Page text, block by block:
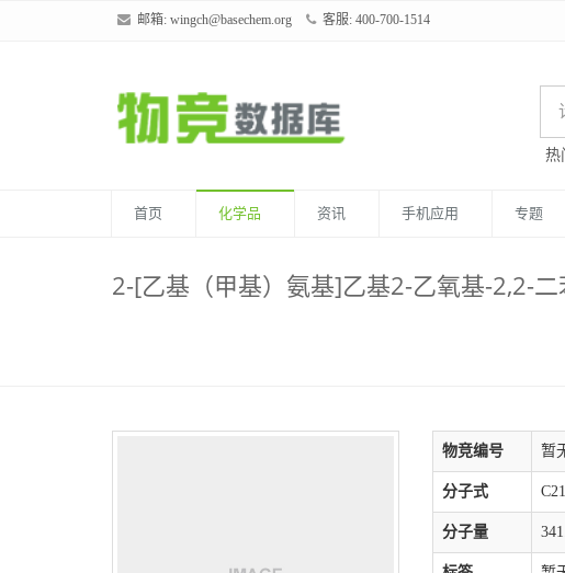
邮箱: wingch@basechem.org 客服: 400-700-1514
热
首页 化学品 资讯 手机应用 专题
2-[乙基（甲基）氨基]乙基2-乙氧基-2,2-二
物竞编号 暂
分子式
分子量